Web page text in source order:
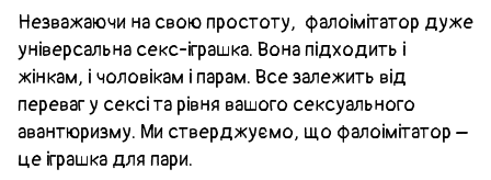
Незважаючи на свою простоту, фалоімітатор дуже
універсальна секс-іграшка. Вона підходить і
жінкам, і чоловікам і парам. Все залежить від
переваг у сексі та рівня вашого сексуального
авантюризму. Ми стверджуємо, що фалоімітатор –
це іграшка для пари.